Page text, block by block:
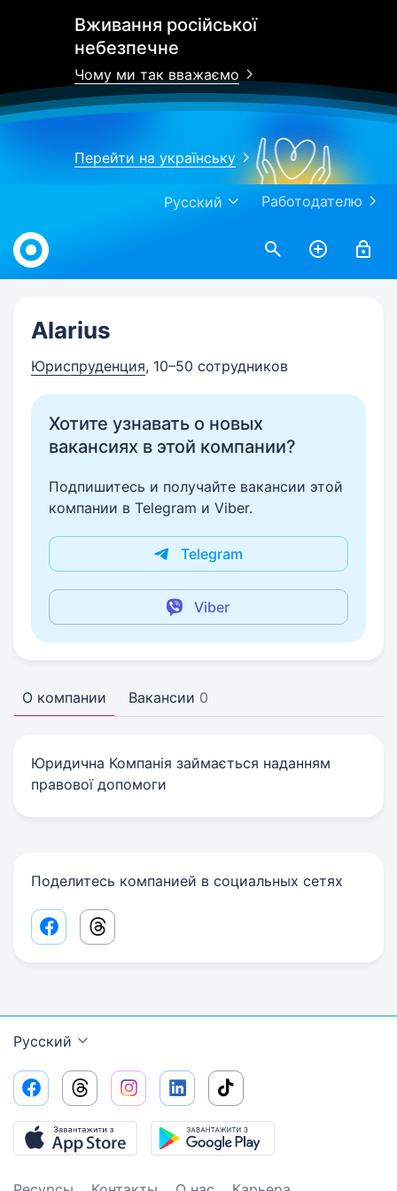
Вживання російської
небезпечне
Чому ми так вважаємо
Перейти на українську
Работодателю
Русский
Work.ua
Alarius
Юриспруденция, 10–50 сотрудников
Хотите узнавать о новых
вакансиях в этой компании?
Подпишитесь и получайте вакансии этой
компании в Telegram и Viber.
Telegram
Viber
О компании Вакансии 0
Юридична Компанія займається наданням
правової допомоги
Поделитесь компанией в социальных сетях
Facebook share link
Threads share link
Русский